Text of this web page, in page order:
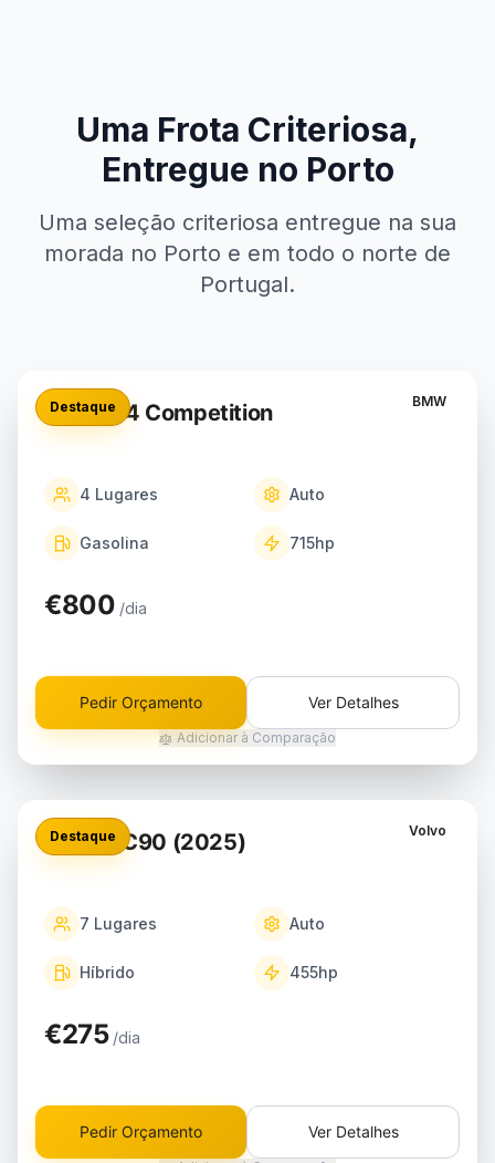
Uma Frota Criteriosa,
Entregue no Porto
Uma seleção criteriosa entregue na sua
morada no Porto e em todo o norte de
Portugal.
Destaque BMW
BMW M4 Competition
4 Lugares Auto
Gasolina 715hp
€800 /dia
Pedir Orçamento Ver Detalhes
Adicionar à Comparação
Destaque Volvo
Volvo XC90 (2025)
7 Lugares Auto
Híbrido 455hp
€275 /dia
Pedir Orçamento Ver Detalhes